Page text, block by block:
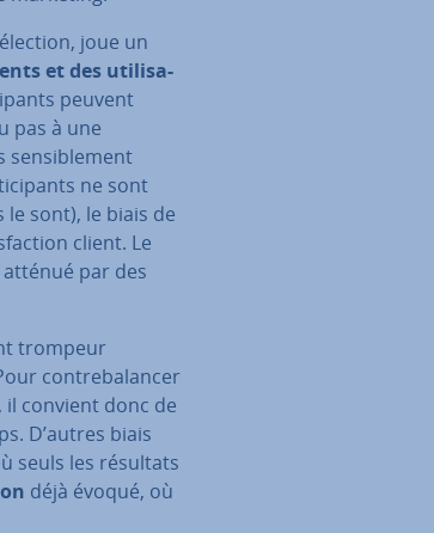
joue un
et des uti­li­sa­
peuvent
pas à une
sen­si­ble­ment
ne sont
sont), le biais de
client. Le
par des
trompeur
con­tre­ba­lan­cer
convient donc de
D’autres biais
seuls les résultats
déjà évoqué, où